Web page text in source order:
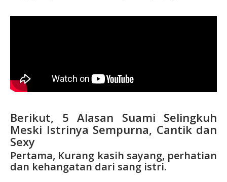
Berikut, 5 Alasan Suami Selingkuh
Meski Istrinya Sempurna, Cantik dan
Sexy
Pertama, Kurang kasih sayang, perhatian
dan kehangatan dari sang istri.